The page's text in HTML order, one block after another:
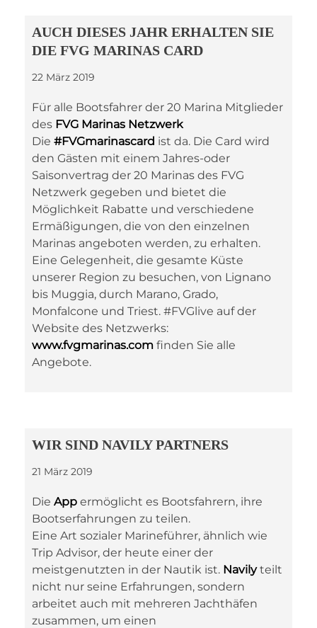
AUCH DIESES JAHR ERHALTEN SIE
DIE FVG MARINAS CARD
22 März 2019
Für alle Bootsfahrer der 20 Marina Mitglieder
des FVG Marinas Netzwerk
Die #FVGmarinascard ist da. Die Card wird
den Gästen mit einem Jahres-oder
Saisonvertrag der 20 Marinas des FVG
Netzwerk gegeben und bietet die
Möglichkeit Rabatte und verschiedene
Ermäßigungen, die von den einzelnen
Marinas angeboten werden, zu erhalten.
Eine Gelegenheit, die gesamte Küste
unserer Region zu besuchen, von Lignano
bis Muggia, durch Marano, Grado,
Monfalcone und Triest. #FVGlive auf der
Website des Netzwerks:
www.fvgmarinas.com finden Sie alle
Angebote.
WIR SIND NAVILY PARTNERS
21 März 2019
Die App ermöglicht es Bootsfahrern, ihre
Bootserfahrungen zu teilen.
Eine Art sozialer Marineführer, ähnlich wie
Trip Advisor, der heute einer der
meistgenutzten in der Nautik ist. Navilyteilt
nicht nur seine Erfahrungen, sondern
arbeitet auch mit mehreren Jachthäfen
zusammen, um einen